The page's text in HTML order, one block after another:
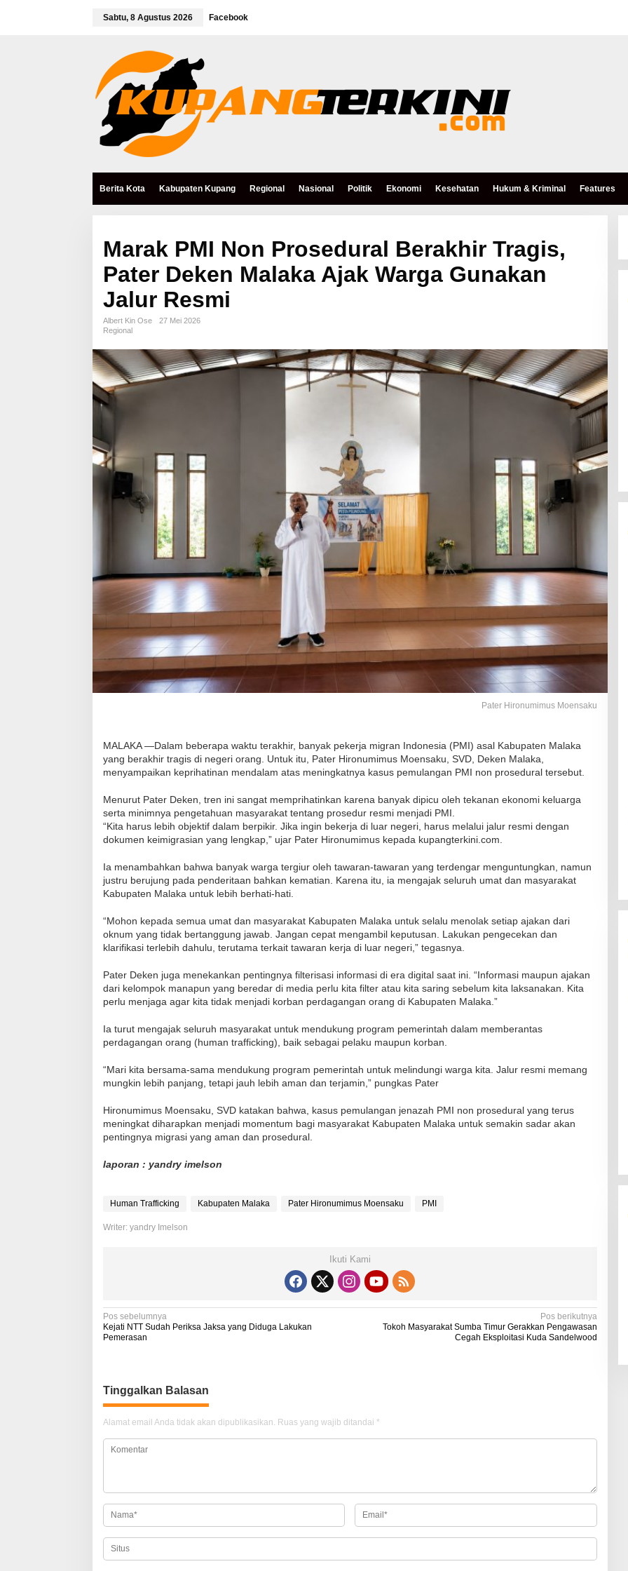
Sabtu, 8 Agustus 2026 Facebook
Berita Kota Kabupaten Kupang Regional Nasional Politik Ekonomi Kesehatan Hukum & Kriminal Features
Marak PMI Non Prosedural Berakhir Tragis,
Pater Deken Malaka Ajak Warga Gunakan
Jalur Resmi
Albert Kin Ose
27 Mei 2026
Regional
Pater Hironumimus Moensaku
MALAKA —Dalam beberapa waktu terakhir, banyak pekerja migran Indonesia (PMI) asal Kabupaten Malaka
yang berakhir tragis di negeri orang. Untuk itu, Pater Hironumimus Moensaku, SVD, Deken Malaka,
menyampaikan keprihatinan mendalam atas meningkatnya kasus pemulangan PMI non prosedural tersebut.
Menurut Pater Deken, tren ini sangat memprihatinkan karena banyak dipicu oleh tekanan ekonomi keluarga
serta minimnya pengetahuan masyarakat tentang prosedur resmi menjadi PMI.
“Kita harus lebih objektif dalam berpikir. Jika ingin bekerja di luar negeri, harus melalui jalur resmi dengan
dokumen keimigrasian yang lengkap,” ujar Pater Hironumimus kepada kupangterkini.com.
Ia menambahkan bahwa banyak warga tergiur oleh tawaran-tawaran yang terdengar menguntungkan, namun
justru berujung pada penderitaan bahkan kematian. Karena itu, ia mengajak seluruh umat dan masyarakat
Kabupaten Malaka untuk lebih berhati-hati.
“Mohon kepada semua umat dan masyarakat Kabupaten Malaka untuk selalu menolak setiap ajakan dari
oknum yang tidak bertanggung jawab. Jangan cepat mengambil keputusan. Lakukan pengecekan dan
klarifikasi terlebih dahulu, terutama terkait tawaran kerja di luar negeri,” tegasnya.
Pater Deken juga menekankan pentingnya filterisasi informasi di era digital saat ini. “Informasi maupun ajakan
dari kelompok manapun yang beredar di media perlu kita filter atau kita saring sebelum kita laksanakan. Kita
perlu menjaga agar kita tidak menjadi korban perdagangan orang di Kabupaten Malaka.”
Ia turut mengajak seluruh masyarakat untuk mendukung program pemerintah dalam memberantas
perdagangan orang (human trafficking), baik sebagai pelaku maupun korban.
“Mari kita bersama-sama mendukung program pemerintah untuk melindungi warga kita. Jalur resmi memang
mungkin lebih panjang, tetapi jauh lebih aman dan terjamin,” pungkas Pater
Hironumimus Moensaku, SVD katakan bahwa, kasus pemulangan jenazah PMI non prosedural yang terus
meningkat diharapkan menjadi momentum bagi masyarakat Kabupaten Malaka untuk semakin sadar akan
pentingnya migrasi yang aman dan prosedural.
laporan : yandry imelson
Human Trafficking Kabupaten Malaka Pater Hironumimus Moensaku PMI
Writer: yandry Imelson
Ikuti Kami
N
a
i
g
a
s
o
s
Pos sebelumnya
Kejati NTT Sudah Periksa Jaksa yang Diduga Lakukan
Pemerasan
Pos berikutnya
Tokoh Masyarakat Sumba Timur Gerakkan Pengawasan
Cegah Eksploitasi Kuda Sandelwood
Tinggalkan Balasan
Alamat email Anda tidak akan dipublikasikan. Ruas yang wajib ditandai *
RSUD Naibonat Musnahkan Obat
Kadaluarsa
Di Kesehatan | 19 Desember 2021